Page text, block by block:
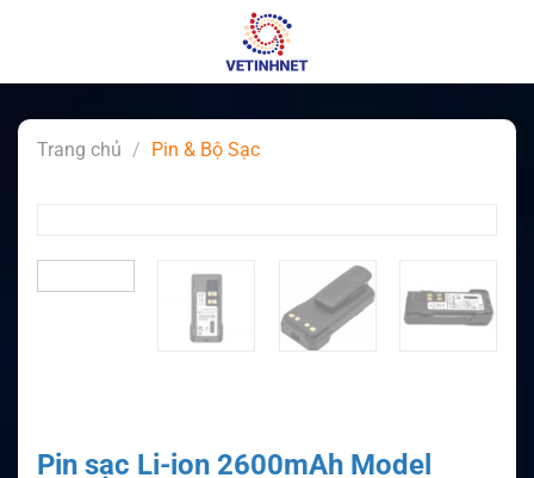
Trang chủ / Pin & Bộ Sạc
Pin sạc Li-ion 2600mAh Model